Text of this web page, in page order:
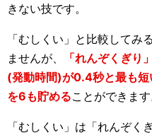
きない技です。
「むしくい」と比較してみ
ませんが、
「れんぞくぎり
(発動時間)が0.4秒と最も
を6も貯めることができます
「むしくい」は「れんぞく